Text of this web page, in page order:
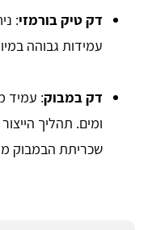
דק טיק בורמזי:
עמידות גבוהה
דק במבוק: עמיד
ומים. תהליך
שכריתת הבמבוק